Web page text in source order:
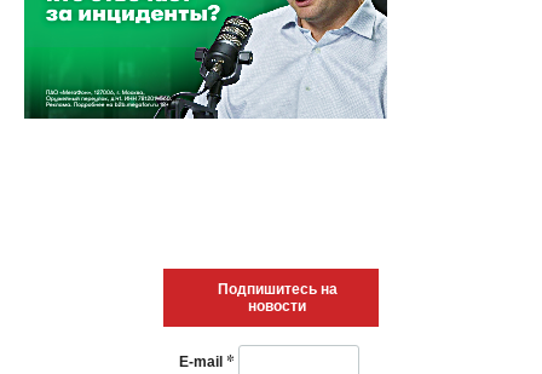
Подпишитесь на
новости
E-mail *